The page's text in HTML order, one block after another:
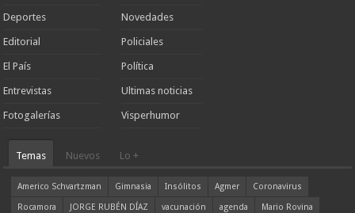
Deportes
Editorial
El País
Entrevistas
Fotogalerías
Novedades
Policiales
Política
Ultimas noticias
Visperhumor
Temas Nuevos Lo +
Americo Schvartzman Gimnasia Insólitos Agmer
Coronavirus
Rocamora
JORGE RUBÉN DÍAZ vacunación agenda
Mario Rovina